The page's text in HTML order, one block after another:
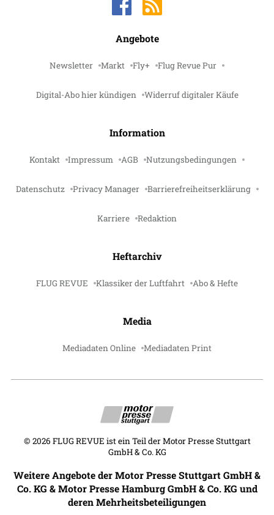
Angebote
Newsletter Markt Fly+ Flug Revue Pur
Digital-Abo hier kündigen Widerruf digitaler Käufe
Information
Kontakt Impressum AGB Nutzungsbedingungen
Datenschutz Privacy Manager Barrierefreiheitserklärung
Karriere Redaktion
Heftarchiv
FLUG REVUE Klassiker der Luftfahrt Abo & Hefte
Media
Mediadaten Online Mediadaten Print
© 2026 FLUG REVUE ist ein Teil der Motor Presse Stuttgart
GmbH & Co. KG
Weitere Angebote der Motor Presse Stuttgart GmbH &
Co. KG & Motor Presse Hamburg GmbH & Co. KG und
deren Mehrheitsbeteiligungen